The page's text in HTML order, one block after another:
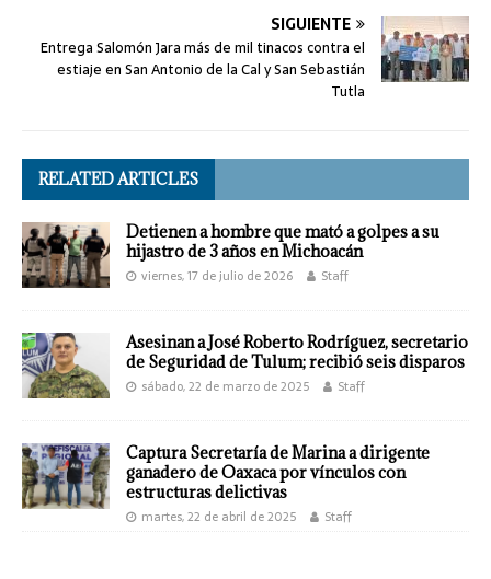
SIGUIENTE
Entrega Salomón Jara más de mil tinacos contra el
estiaje en San Antonio de la Cal y San Sebastián
Tutla
RELATED ARTICLES
Detienen a hombre que mató a golpes a su
hijastro de 3 años en Michoacán
viernes, 17 de julio de 2026 Staff
Asesinan a José Roberto Rodríguez, secretario
de Seguridad de Tulum; recibió seis disparos
sábado, 22 de marzo de 2025 Staff
Captura Secretaría de Marina a dirigente
ganadero de Oaxaca por vínculos con
estructuras delictivas
martes, 22 de abril de 2025 Staff